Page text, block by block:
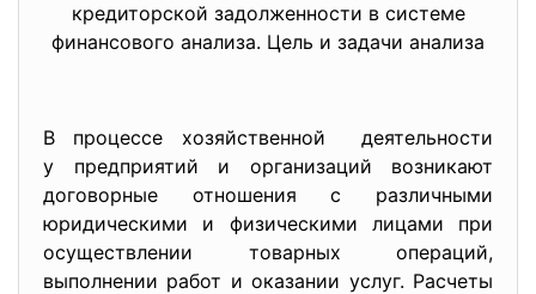
кредиторской задолженности в системе
финансового анализа. Цель и задачи анализа
В процессе хозяйственной деятельности
у предприятий и организаций возникают
договорные отношения с различными
юридическими и физическими лицами при
осуществлении товарных операций,
выполнении работ и оказании услуг. Расчеты